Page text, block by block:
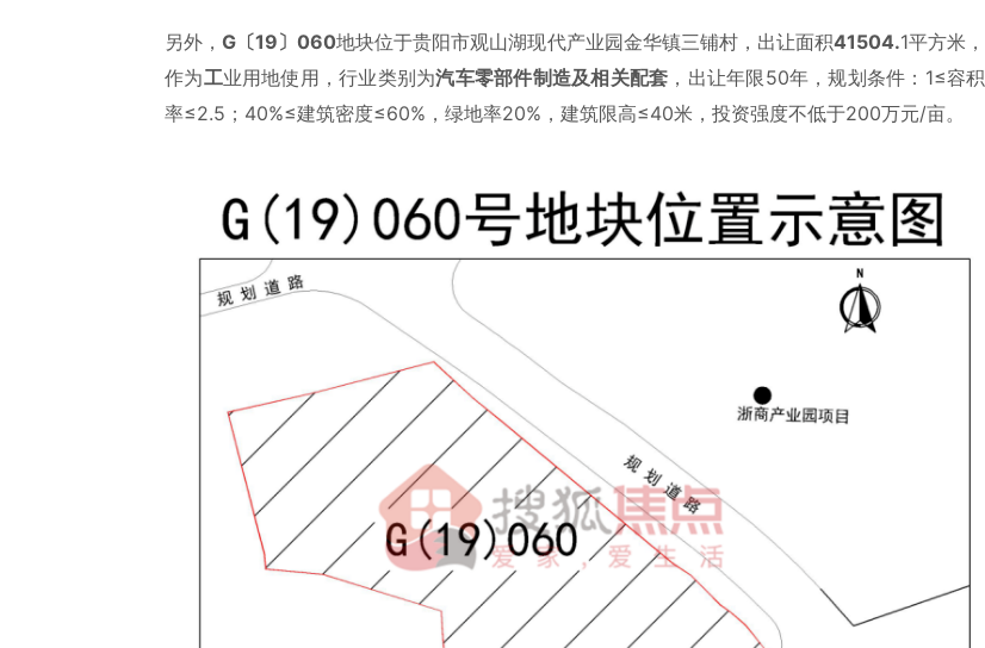
另外，G〔19〕060地块位于贵阳市观山湖现代产业园金华镇三铺村，出让面积41504.1平方米，
作为工业用地使用，行业类别为汽车零部件制造及相关配套 ，出让年限50年，规划条件：1≤容积
率≤2.5；40%≤建筑密度≤60%，绿地率20%，建筑限高≤40米，投资强度不低于200万元/亩。